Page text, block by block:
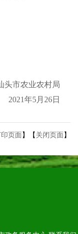
市农业农村局
月26日
页面 】【 关闭页面 】